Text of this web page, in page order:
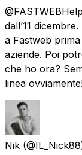
dall’11
a Fastweb
aziende. Poi
che ho ora?
linea
Nik